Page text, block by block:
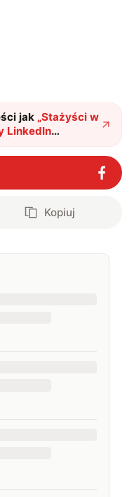
jak „Stażyści w
LinkedIn
"?
Kopiuj